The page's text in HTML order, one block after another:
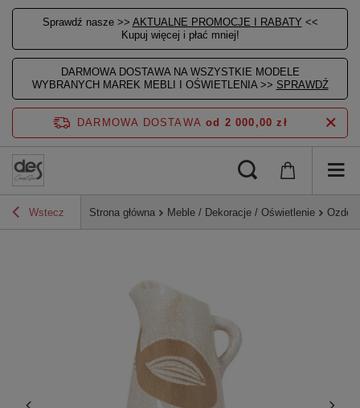
Sprawdź nasze >> AKTUALNE PROMOCJE I RABATY <<
Kupuj więcej i płać mniej!
DARMOWA DOSTAWA NA WSZYSTKIE MODELE
WYBRANYCH MAREK MEBLI I OŚWIETLENIA >> SPRAWDŹ
DARMOWA DOSTAWA od 2 000,00 zł
Wstecz Strona główna Meble / Dekoracje / Oświetlenie